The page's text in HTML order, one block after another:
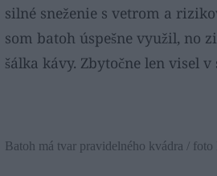
silné sneženie s vetrom a
som batoh úspešne využil, no
šálka kávy. Zbytočne len visel
Batoh má tvar pravidelného kvádra / foto